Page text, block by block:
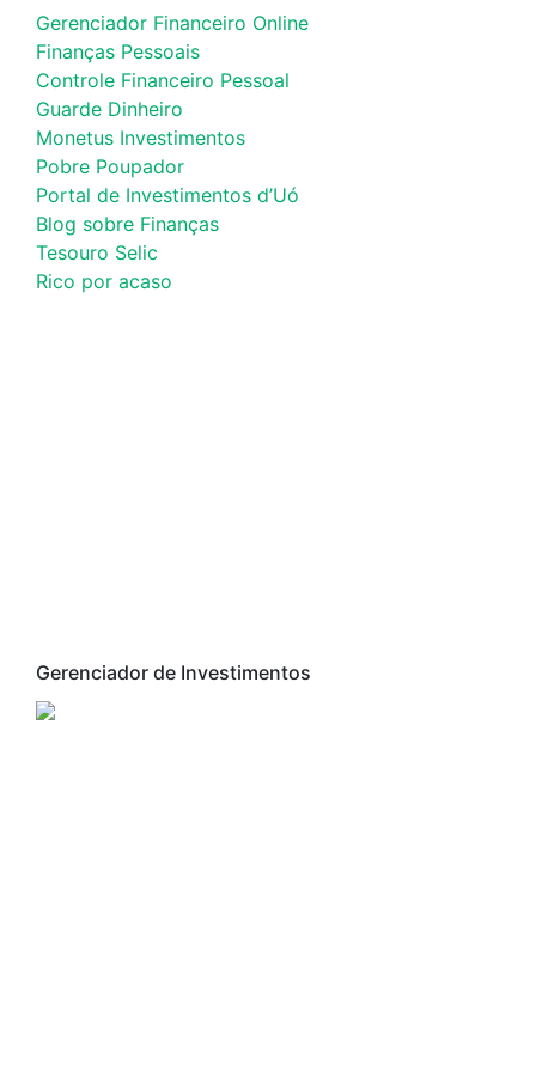
Gerenciador Financeiro Online
Finanças Pessoais
Controle Financeiro Pessoal
Guarde Dinheiro
Monetus Investimentos
Pobre Poupador
Portal de Investimentos d’Uó
Blog sobre Finanças
Tesouro Selic
Rico por acaso
Gerenciador de Investimentos